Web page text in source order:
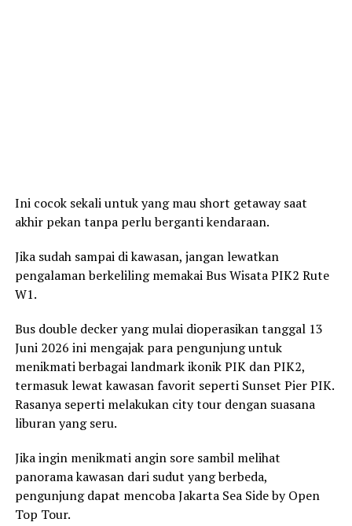
Ini cocok sekali untuk yang mau short getaway saat
akhir pekan tanpa perlu berganti kendaraan.
Jika sudah sampai di kawasan, jangan lewatkan
pengalaman berkeliling memakai Bus Wisata PIK2 Rute
W1.
Bus double decker yang mulai dioperasikan tanggal 13
Juni 2026 ini mengajak para pengunjung untuk
menikmati berbagai landmark ikonik PIK dan PIK2,
termasuk lewat kawasan favorit seperti Sunset Pier PIK.
Rasanya seperti melakukan city tour dengan suasana
liburan yang seru.
Jika ingin menikmati angin sore sambil melihat
panorama kawasan dari sudut yang berbeda,
pengunjung dapat mencoba Jakarta Sea Side by Open
Top Tour.